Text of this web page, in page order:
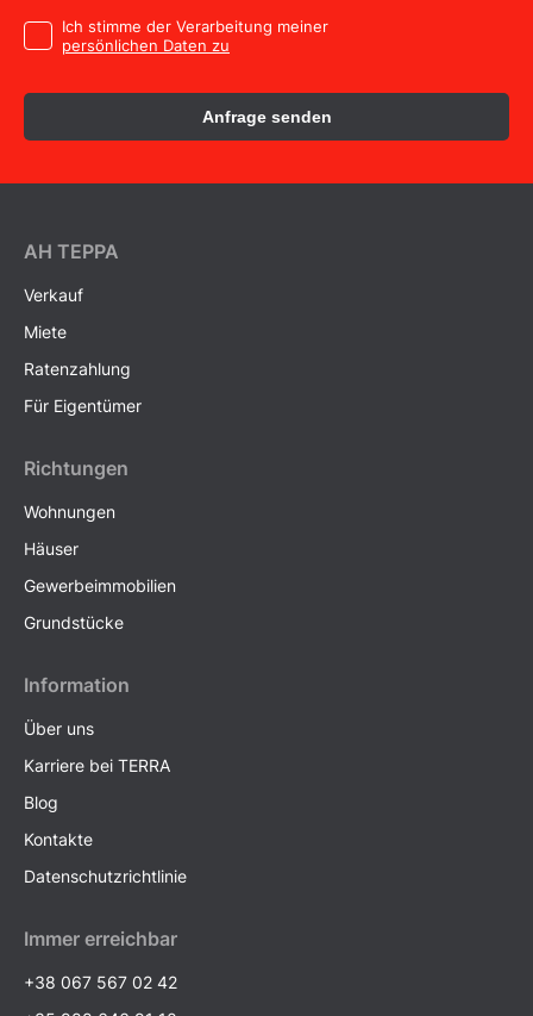
Ich stimme der Verarbeitung meiner
persönlichen Daten zu
Anfrage senden
AH ТEPPA
Verkauf
Miete
Ratenzahlung
Für Eigentümer
Richtungen
Wohnungen
Häuser
Gewerbeimmobilien
Grundstücke
Information
Über uns
Karriere bei TERRA
Blog
Kontakte
Datenschutzrichtlinie
Immer erreichbar
+38 067 567 02 42